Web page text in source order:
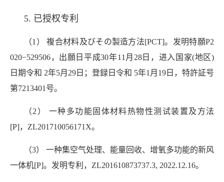
5. 已授权专利
（1） 複合材料及びその製造方法[PCT]。发明特願P2
020−529506，出願日平成30年11月28日，进入国家(地区)
日期令和 2年5月29日；登録日令和 5年1月19日，特許証号
第7213401号。
（2） 一种多功能固体材料热物性测试装置及方法
[P]，ZL201710056171X。
（3） 一种集空气处理、能量回收、增氧多功能的新风
一体机[P]。发明专利，ZL201610873737.3, 2022.12.16。